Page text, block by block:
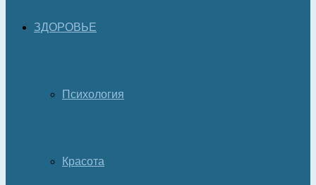
ЗДОРОВЬЕ
Психология
Красота